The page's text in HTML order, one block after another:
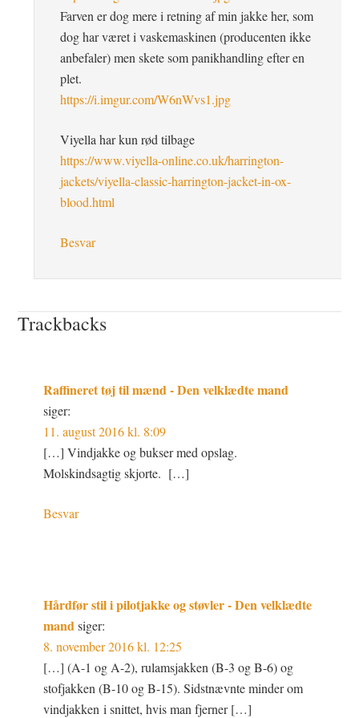
Farven er dog mere i retning af min jakke her, som
dog har været i vaskemaskinen (producenten ikke
anbefaler) men skete som panikhandling efter en
plet.
https://i.imgur.com/W6nWvs1.jpg
Viyella har kun rød tilbage
https://www.viyella-online.co.uk/harrington-
jackets/viyella-classic-harrington-jacket-in-ox-
blood.html
Besvar
Trackbacks
Raffineret tøj til mænd - Den velklædte mand
siger:
11. august 2016 kl. 8:09
[…] Vindjakke og bukser med opslag.
Molskindsagtig skjorte. […]
Besvar
Hårdfør stil i pilotjakke og støvler - Den velklædte
mand siger:
8. november 2016 kl. 12:25
[…] (A-1 og A-2), rulamsjakken (B-3 og B-6) og
stofjakken (B-10 og B-15). Sidstnævnte minder om
vindjakken i snittet, hvis man fjerner […]